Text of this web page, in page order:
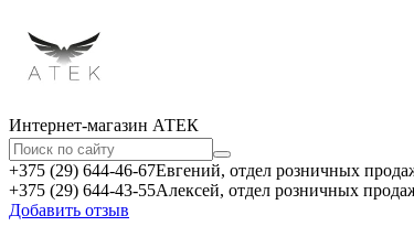
Интернет-магазин АТЕКㅤ
+375 (29) 644-46-67Евгений, отдел розничных
+375 (29) 644-43-55Алексей, отдел розничных
Добавить отзыв